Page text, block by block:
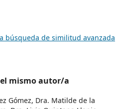
búsqueda de similitud avanzada
mismo autor/a
Gómez, Dra. Matilde de la